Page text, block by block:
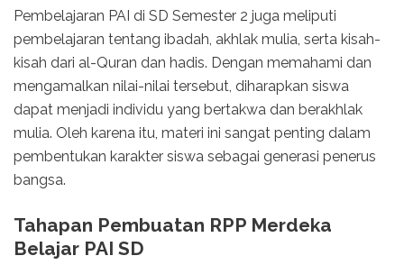
Pembelajaran PAI di SD Semester 2 juga meliputi
pembelajaran tentang ibadah, akhlak mulia, serta kisah-
kisah dari al-Quran dan hadis. Dengan memahami dan
mengamalkan nilai-nilai tersebut, diharapkan siswa
dapat menjadi individu yang bertakwa dan berakhlak
mulia. Oleh karena itu, materi ini sangat penting dalam
pembentukan karakter siswa sebagai generasi penerus
bangsa.
Tahapan Pembuatan RPP Merdeka
Belajar PAI SD